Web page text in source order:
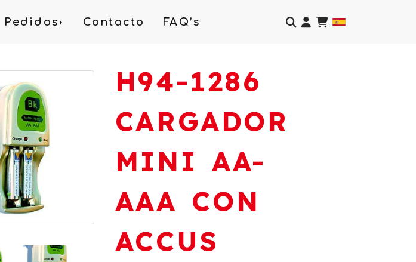
Pedidos Contacto FAQ’s Identifícate
H94-1286
CARGADOR
MINI AA-
AAA CON
ACCUS